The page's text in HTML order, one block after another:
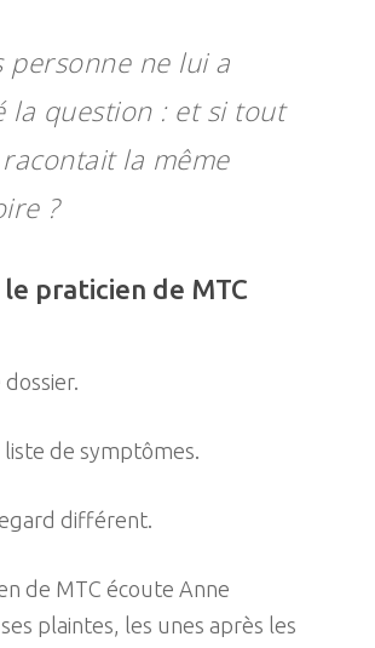
personne ne lui a
la question : et si tout
la même
?
le praticien de MTC
liste de symptômes.
différent.
de MTC écoute Anne
plaintes, les unes après les